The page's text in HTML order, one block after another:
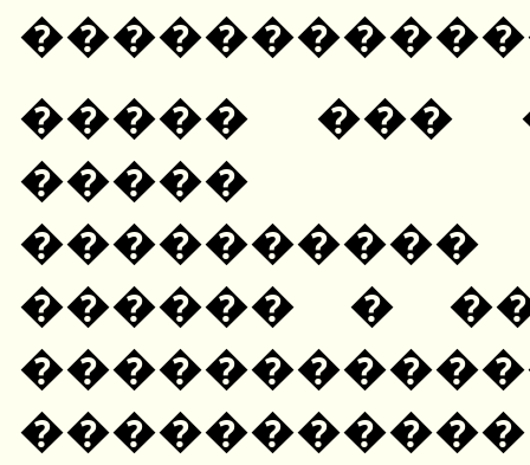
����� ���
�����
������ �